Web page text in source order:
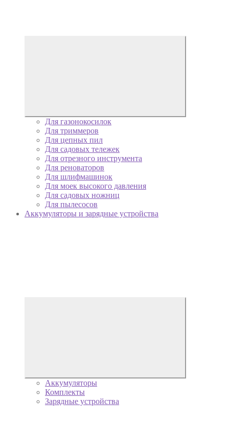
Для газонокосилок
Для триммеров
Для цепных пил
Для садовых тележек
Для отрезного инструмента
Для реноваторов
Для шлифмашинок
Для моек высокого давления
Для садовых ножниц
Для пылесосов
Аккумуляторы и зарядные устройства
Аккумуляторы
Комплекты
Зарядные устройства